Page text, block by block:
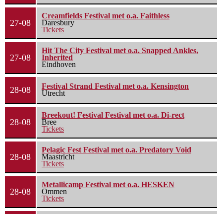
27-08
Creamfields Festival met o.a. Faithless
Daresbury
Tickets
27-08
Hit The City Festival met o.a. Snapped Ankles,
Inherited
Eindhoven
28-08
Festival Strand Festival met o.a. Kensington
Utrecht
28-08
Breekout! Festival Festival met o.a. Di-rect
Bree
Tickets
28-08
Pelagic Fest Festival met o.a. Predatory Void
Maastricht
Tickets
28-08
Metallicamp Festival met o.a. HESKEN
Ommen
Tickets